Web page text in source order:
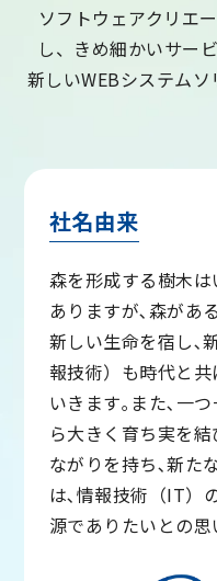
ソフトウェアクリエ
し、きめ細かいサー
新しいWEBシステム
社名由来
森を形成する樹木
ありますが､森があ
新しい生命を宿し､
報技術）も時代と
いきます｡また､一
ら大きく育ち実を
ながりを持ち､新た
は､情報技術（IT）
源でありたいとの